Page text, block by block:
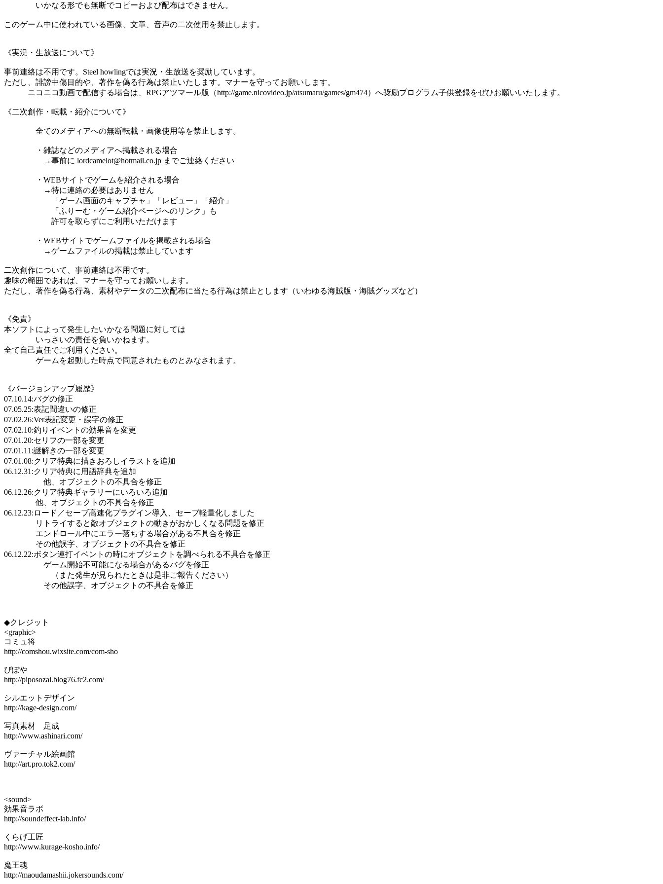
いかなる形でも無断でコピーおよび配布はできません。
このゲーム中に使われている画像、文章、音声の二次使用を禁止します。
《実況・生放送について》
事前連絡は不用です。Steel howlingでは実況・生放送を奨励しています。
ただし、誹謗中傷目的や、著作を偽る行為は禁止いたします。マナーを守ってお願いします。
ニコニコ動画で配信する場合は、RPGアツマール版（http://game.nicovideo.jp/atsumaru/games/gm474）へ奨励プログラム子供登録をぜひお願いいたします。
《二次創作・転載・紹介について》
全てのメディアへの無断転載・画像使用等を禁止します。
・雑誌などのメディアへ掲載される場合
→事前に lordcamelot@hotmail.co.jp までご連絡ください
・WEBサイトでゲームを紹介される場合
→特に連絡の必要はありません
「ゲーム画面のキャプチャ」「レビュー」「紹介」
「ふりーむ・ゲーム紹介ページへのリンク」も
許可を取らずにご利用いただけます
・WEBサイトでゲームファイルを掲載される場合
→ゲームファイルの掲載は禁止しています
二次創作について、事前連絡は不用です。
趣味の範囲であれば、マナーを守ってお願いします。
ただし、著作を偽る行為、素材やデータの二次配布に当たる行為は禁止とします（いわゆる海賊版・海賊グッズなど）
《免責》
本ソフトによって発生したいかなる問題に対しては
いっさいの責任を負いかねます。
全て自己責任でご利用ください。
ゲームを起動した時点で同意されたものとみなされます。
《バージョンアップ履歴》
07.10.14:バグの修正
07.05.25:表記間違いの修正
07.02.26:Ver表記変更・誤字の修正
07.02.10:釣りイベントの効果音を変更
07.01.20:セリフの一部を変更
07.01.11:謎解きの一部を変更
07.01.08:クリア特典に描きおろしイラストを追加
06.12.31:クリア特典に用語辞典を追加
他、オブジェクトの不具合を修正
06.12.26:クリア特典ギャラリーにいろいろ追加
他、オブジェクトの不具合を修正
06.12.23:ロード／セーブ高速化プラグイン導入、セーブ軽量化しました
リトライすると敵オブジェクトの動きがおかしくなる問題を修正
エンドロール中にエラー落ちする場合がある不具合を修正
その他誤字、オブジェクトの不具合を修正
06.12.22:ボタン連打イベントの時にオブジェクトを調べられる不具合を修正
ゲーム開始不可能になる場合があるバグを修正
（また発生が見られたときは是非ご報告ください）
その他誤字、オブジェクトの不具合を修正
◆クレジット
<graphic>
コミュ将
http://comshou.wixsite.com/com-sho
ぴぽや
http://piposozai.blog76.fc2.com/
シルエットデザイン
http://kage-design.com/
写真素材 足成
http://www.ashinari.com/
ヴァーチャル絵画館
http://art.pro.tok2.com/
<sound>
効果音ラボ
http://soundeffect-lab.info/
くらげ工匠
http://www.kurage-kosho.info/
魔王魂
http://maoudamashii.jokersounds.com/